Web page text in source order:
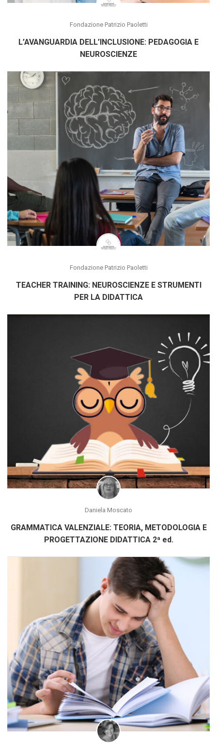
Fondazione Patrizio Paoletti
L’AVANGUARDIA DELL’INCLUSIONE: PEDAGOGIA E
NEUROSCIENZE
Fondazione Patrizio Paoletti
TEACHER TRAINING: NEUROSCIENZE E STRUMENTI
PER LA DIDATTICA
Daniela Moscato
GRAMMATICA VALENZIALE: TEORIA, METODOLOGIA E
PROGETTAZIONE DIDATTICA 2ª ed.